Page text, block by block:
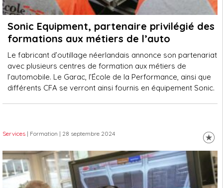
Sonic Equipment, partenaire privilégié des
formations aux métiers de l’auto
Le fabricant d’outillage néerlandais annonce son partenariat
avec plusieurs centres de formation aux métiers de
l’automobile. Le Garac, l’École de la Performance, ainsi que
différents CFA se verront ainsi fournis en équipement Sonic.
Services | Formation | 28 septembre 2024